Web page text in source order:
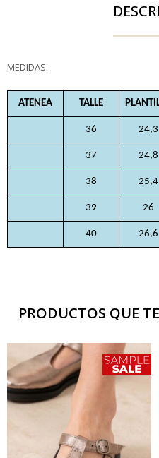
MEDIDAS:
ATENEA TALLE
36 24,3
37 24,8
38 25,4
39 26
40 26,6
PRODUCTOS QUE